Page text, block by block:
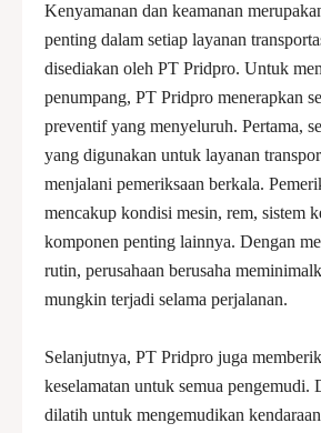
Kenyamanan dan keamanan
penting dalam setiap layanan
disediakan oleh PT Pridpro. Untuk
penumpang, PT Pridpro menerapkan
preventif yang menyeluruh. Pertama,
yang digunakan untuk layanan
menjalani pemeriksaan berkala.
mencakup kondisi mesin, rem, sistem
komponen penting lainnya. Dengan
rutin, perusahaan berusaha
mungkin terjadi selama perjalanan.
Selanjutnya, PT Pridpro juga
keselamatan untuk semua pengemudi.
dilatih untuk mengemudikan